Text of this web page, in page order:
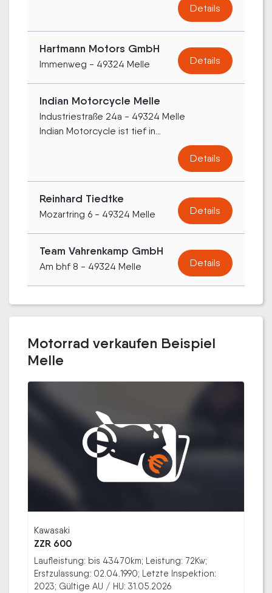
Details
Hartmann Motors GmbH
Immenweg - 49324 Melle Details
Indian Motorcycle Melle
Industriestraße 24a - 49324 Melle
Indian Motorcycle ist tief in...
Details
Reinhard Tiedtke
Mozartring 6 - 49324 Melle Details
Team Vahrenkamp GmbH
Am bhf 8 - 49324 Melle Details
Motorrad verkaufen Beispiel
Melle
Kawasaki
ZZR 600
Laufleistung: bis 43470km; Leistung: 72Kw;
Erstzulassung: 02.04.1990; Letzte Inspektion:
2023; Gültige AU / HU: 31.05.2026